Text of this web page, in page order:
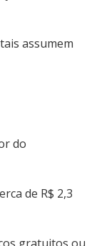
assumem
do
de R$ 2,3